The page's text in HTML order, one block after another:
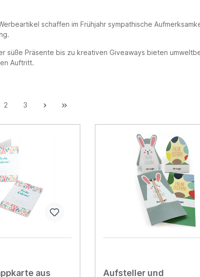
schaffen im Frühjahr sympathische
süße Präsente bis zu kreativen Giveaways bieten
Auftritt.
2 3
aus
Aufsteller und